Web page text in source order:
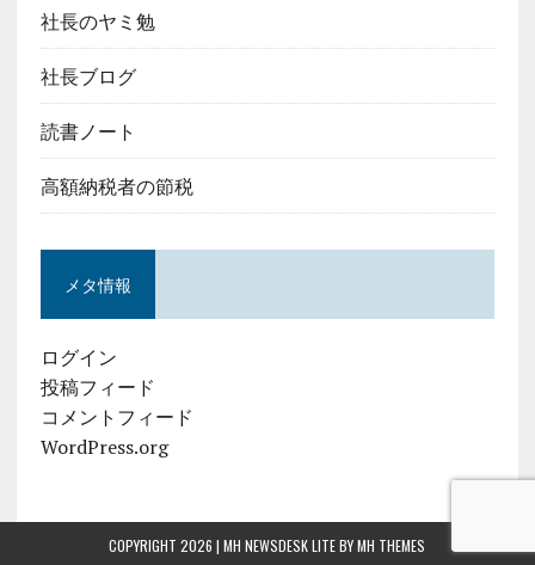
社長のヤミ勉
社長ブログ
読書ノート
高額納税者の節税
メタ情報
ログイン
投稿フィード
コメントフィード
WordPress.org
COPYRIGHT 2026 | MH NEWSDESK LITE BYMH THEMES